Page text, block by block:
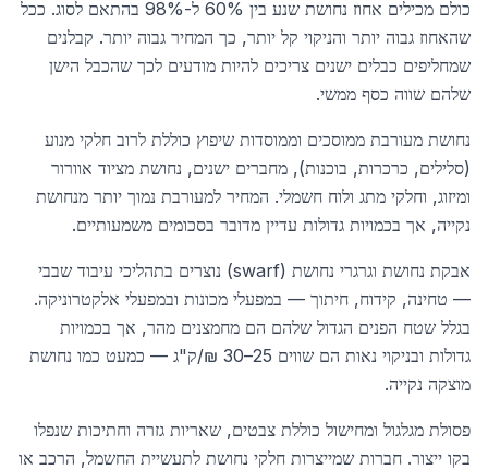
כולם מכילים אחוז נחושת שנע בין 60% ל-98% בהתאם לסוג. ככל
שהאחוז גבוה יותר והניקוי קל יותר, כך המחיר גבוה יותר. קבלנים
שמחליפים כבלים ישנים צריכים להיות מודעים לכך שהכבל הישן
שלהם שווה כסף ממשי.
נחושת מעורבת ממוסכים וממוסדות שיפוץ כוללת לרוב חלקי מנוע
(סלילים, כרכרות, בוכנות), מחברים ישנים, נחושת מציוד אוורור
ומיזוג, וחלקי מתג ולוח חשמלי. המחיר למעורבת נמוך יותר מנחושת
נקייה, אך בכמויות גדולות עדיין מדובר בסכומים משמעותיים.
אבקת נחושת וגרגרי נחושת (swarf) נוצרים בתהליכי עיבוד שבבי
— טחינה, קידוח, חיתוך — במפעלי מכונות ובמפעלי אלקטרוניקה.
בגלל שטח הפנים הגדול שלהם הם מחמצנים מהר, אך בכמויות
גדולות ובניקוי נאות הם שווים 25–30 ₪/ק"ג — כמעט כמו נחושת
מוצקה נקייה.
פסולת מגלגול ומחישול כוללת צבטים, שאריות גזרה וחתיכות שנפלו
בקו ייצור. חברות שמייצרות חלקי נחושת לתעשיית החשמל, הרכב או